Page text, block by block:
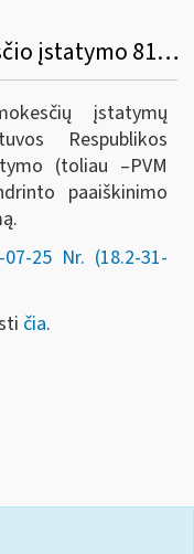
Dėl Pridėtinės vertės mokesčio įstatymo 81 straipsnio apibendrinto paaiškinimo (komentaro)
įstatymų
Respublikos
(toliau –PVM
paaiškinimo
07-25 Nr. (18.2-31-
čia.